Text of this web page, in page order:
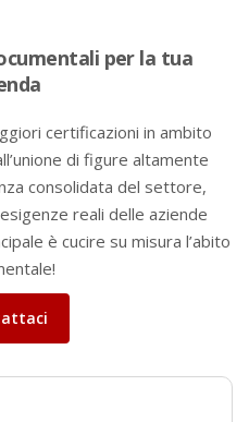
per la tua
certificazioni in ambito
di figure altamente
consolidata del settore,
reali delle aziende
è cucire su misura l’abito